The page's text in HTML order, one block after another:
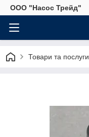
ООО "Насос Трейд"
Товари та послуги